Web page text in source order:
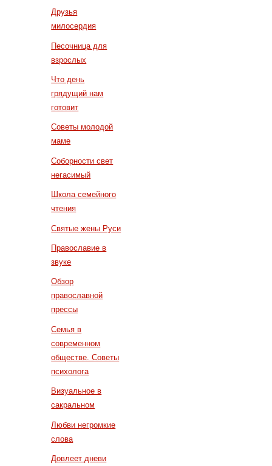
Друзья
милосердия
Песочница для
взрослых
Что день
грядущий нам
готовит
Советы молодой
маме
Соборности свет
негасимый
Школа семейного
чтения
Святые жены Руси
Православие в
звуке
Обзор
православной
прессы
Семья в
современном
обществе. Советы
психолога
Визуальное в
сакральном
Любви негромкие
слова
Довлеет дневи